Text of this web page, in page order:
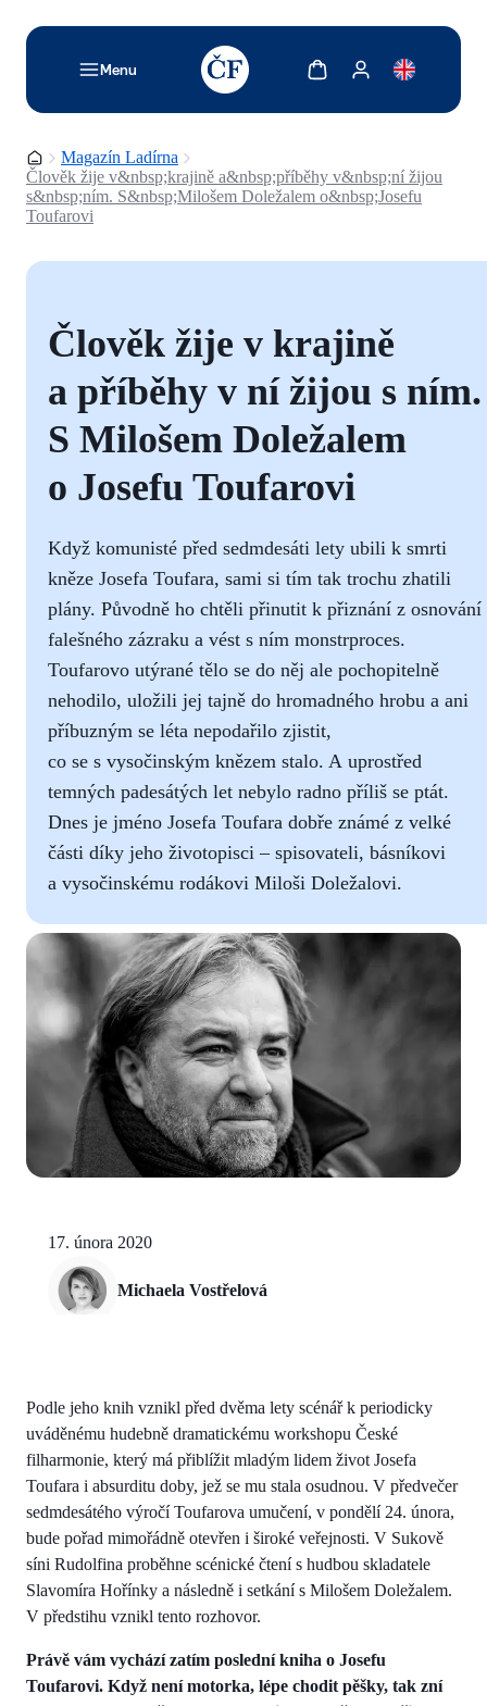
Menu
TODO: Add description for reader
Zobrazit košíkZobrazit můj účet
Domovská stránka
Magazín Ladírna
Člověk žije v&nbsp;krajině a&nbsp;příběhy v&nbsp;ní žijou
s&nbsp;ním. S&nbsp;Milošem Doležalem o&nbsp;Josefu
Toufarovi
Člověk žije v krajině
a příběhy v ní žijou s ním.
S Milošem Doležalem
o Josefu Toufarovi
Když komunisté před sedmdesáti lety ubili k smrti
kněze Josefa Toufara, sami si tím tak trochu zhatili
plány. Původně ho chtěli přinutit k přiznání z osnování
falešného zázraku a vést s ním monstrproces.
Toufarovo utýrané tělo se do něj ale pochopitelně
nehodilo, uložili jej tajně do hromadného hrobu a ani
příbuzným se léta nepodařilo zjistit,
co se s vysočinským knězem stalo. A uprostřed
temných padesátých let nebylo radno příliš se ptát.
Dnes je jméno Josefa Toufara dobře známé z velké
části díky jeho životopisci – spisovateli, básníkovi
a vysočinskému rodákovi Miloši Doležalovi.
17. února 2020
Michaela Vostřelová
Podle jeho knih vznikl před dvěma lety scénář k periodicky
uváděnému hudebně dramatickému workshopu České
filharmonie, který má přiblížit mladým lidem život Josefa
Toufara i absurditu doby, jež se mu stala osudnou. V předvečer
sedmdesátého výročí Toufarova umučení, v pondělí 24. února,
bude pořad mimořádně otevřen i široké veřejnosti. V Sukově
síni Rudolfina proběhne scénické čtení s hudbou skladatele
Slavomíra Hořínky a následně i setkání s Milošem Doležalem.
V předstihu vznikl tento rozhovor.
Právě vám vychází zatím poslední kniha o Josefu
Toufarovi. Když není motorka, lépe chodit pěšky, tak zní